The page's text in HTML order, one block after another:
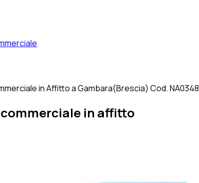
in Affitto a Gambara(Brescia) Cod. NA0348
in affitto